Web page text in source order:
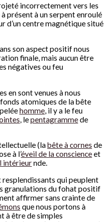
incorrectement vers les
présent à un serpent enroulé
d’un centre magnétique situé
son aspect positif nous
finale, mais aucun être
négatives ou feu
en sont venues à nous
atomiques de la bête
homme, il y a le feu
, lepentagrammede
(labête à cornes de
à l’éveil de la conscienceet
intérieurnde.
resplendissants qui peuplent
granulations du fohat positif
affirmer sans crainte de
que nous portons à
à être de simples